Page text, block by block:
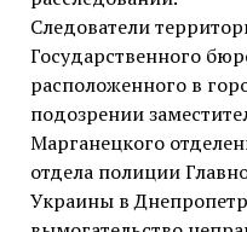
Следователи
Государственного
расположенного в
подозрении
Марганецкого
отдела полиции
Украины в